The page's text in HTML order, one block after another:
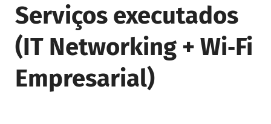
Serviços executados
(IT Networking + Wi‑Fi
Empresarial)